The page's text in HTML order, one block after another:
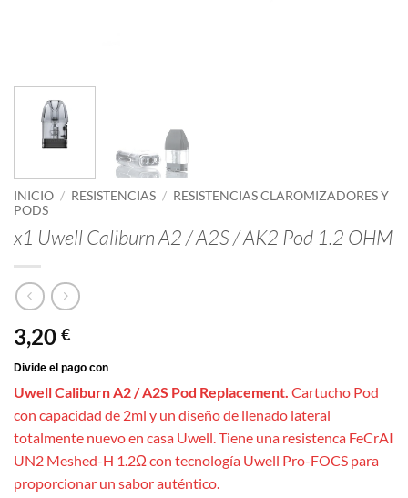
INICIO / RESISTENCIAS / RESISTENCIAS CLAROMIZADORES Y
PODS
x1 Uwell Caliburn A2 / A2S / AK2 Pod 1.2 OHM
3,20 €
Uwell Caliburn A2 / A2S Pod Replacement. Cartucho Pod
con capacidad de 2ml y un diseño de llenado lateral
totalmente nuevo en casa Uwell. Tiene una resistenca FeCrAI
UN2 Meshed-H 1.2Ω con tecnología Uwell Pro-FOCS para
proporcionar un sabor auténtico.